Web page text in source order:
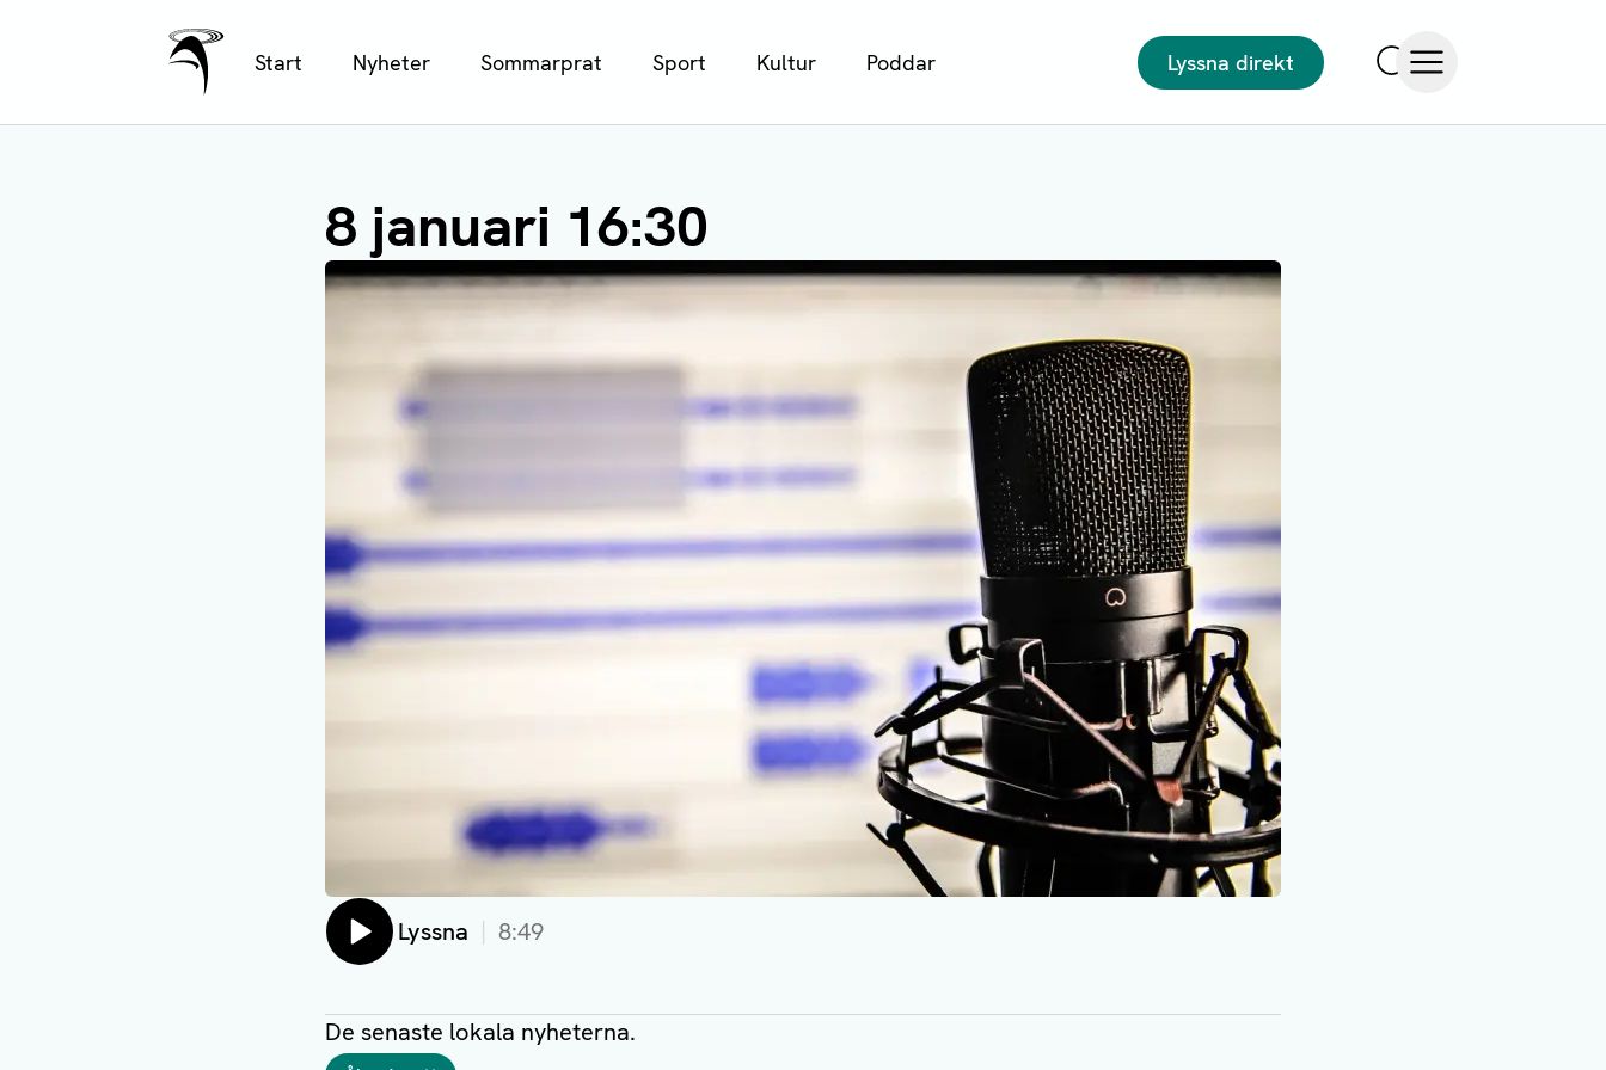
Ålands Radio & TV
Start Nyheter Sommarprat Sport Kultur Poddar
Lyssna direkt
8 januari 16:30
Lyssna 8:49
De senaste lokala nyheterna.